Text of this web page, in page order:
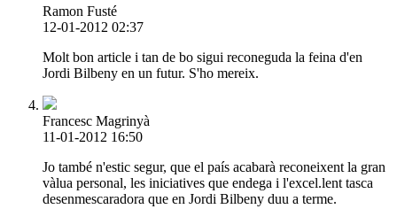
Ramon Fusté
12-01-2012 02:37
Molt bon article i tan de bo sigui reconeguda la feina d'en
Jordi Bilbeny en un futur. S'ho mereix.
Francesc Magrinyà
11-01-2012 16:50
Jo també n'estic segur, que el país acabarà reconeixent la gran
vàlua personal, les iniciatives que endega i l'excel.lent tasca
desenmescaradora que en Jordi Bilbeny duu a terme.